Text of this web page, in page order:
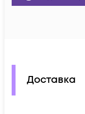
Доставка